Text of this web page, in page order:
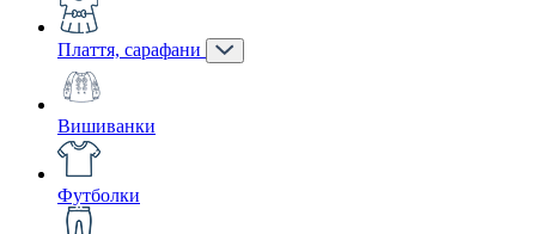
Плаття, сарафани
Вишиванки
Футболки